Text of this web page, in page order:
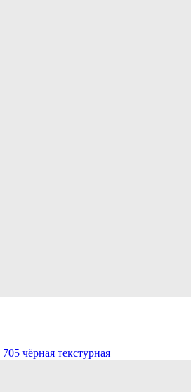
чёрная текстурная